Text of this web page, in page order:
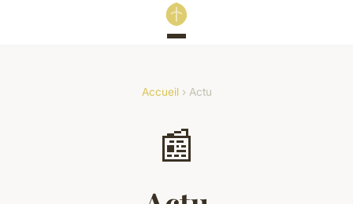
Accueil› Actu
📰